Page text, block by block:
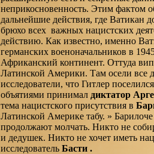
неприкосновенность. Этим фактом
дальнейшие действия, где Ватикан
брюхо всех важных нацистских
действию. Как известно, именно
германских военоначальников в
Африканский континент. Оттуда
Латинской Америки. Там осели все
исследователи, что Гитлер
объятиями принимал диктатор
тема нацистского присутствия в
Латинской Америке табу. »
продолжают молчать. Никто не
и дедушек. Никто не хочет иметь
исследователь Басти .